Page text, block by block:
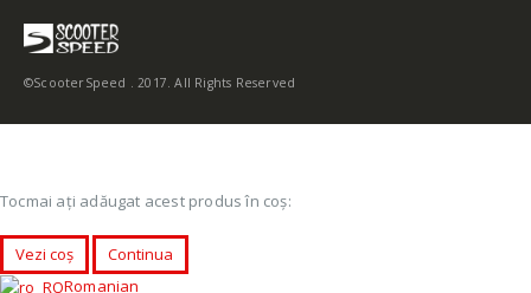
©ScooterSpeed . 2017. All Rights Reserved
Tocmai ați adăugat acest produs în coș:
Vezi coș
Continua
Romanian